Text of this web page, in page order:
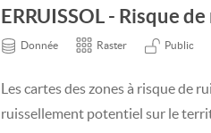
ERRUISSOL - Risque
Donnée Raster Public
Les cartes des zones à risque de
ruissellement potentiel sur le